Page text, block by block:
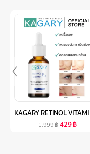
1,999฿429฿